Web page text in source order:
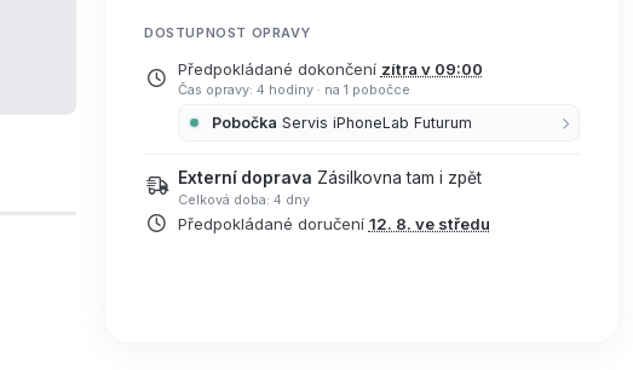
DOSTUPNOST OPRAVY
Předpokládané dokončení zítra v 09:00
Čas opravy: 4 hodiny · na 1 pobočce
Pobočka Servis iPhoneLab Futurum
Externí doprava Zásilkovna tam i zpět
Celková doba: 4 dny
Předpokládané doručení 12. 8. ve středu